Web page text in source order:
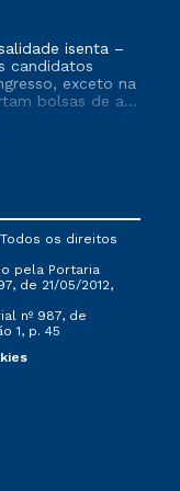
isenta –
candidatos
exceto na
bolsas de até
e/ou não
em uma
e
campanhaos direitos
pela Portaria
de 21/05/2012,
nº 987, de
1, p. 45